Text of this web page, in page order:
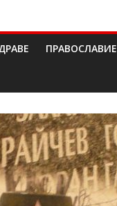
ПРАВОСЛАВИЕ